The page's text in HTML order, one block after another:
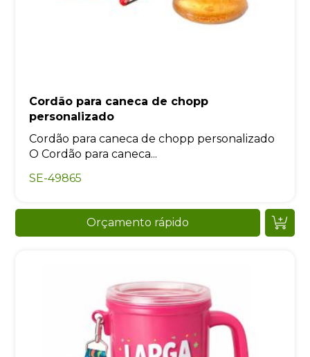
Cordão para caneca de chopp
personalizado
Cordão para caneca de chopp personalizado
O Cordão para caneca...
SE-49865
Orçamento rápido